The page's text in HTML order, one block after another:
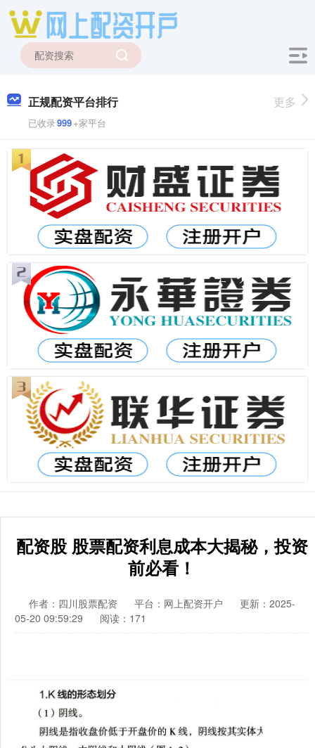
正规配资平台排行
已收录999+家平台
更多
配资股 股票配资利息成本大揭秘，投资
前必看！
作者：四川股票配资 平台：网上配资开户
更新：2025-
05-20 09:59:29
阅读：171